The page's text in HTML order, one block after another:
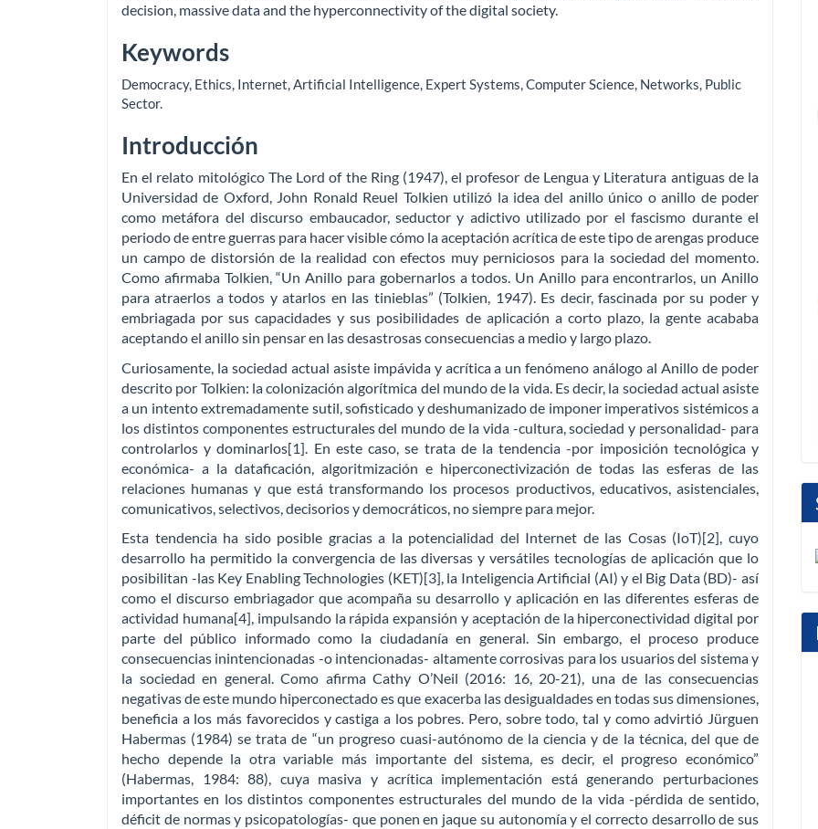
decision, massive data and the hyperconnectivity of the digital society.
Keywords
Democracy, Ethics, Internet,Artificial Intelligence, Expert Systems,Computer Science, Networks, Public
Sector.
Introducción
En el relato mitológico The Lord of the Ring (1947), el profesor de Lengua y Literatura antiguas de la
Universidad de Oxford, John Ronald Reuel Tolkien utilizó la idea del anillo único o anillo de poder
como metáfora del discurso embaucador, seductor y adictivo utilizado por el fascismo durante el
periodo de entre guerras para hacer visible cómo la aceptación acrítica de este tipo de arengas produce
un campo de distorsión de la realidad con efectos muy perniciosos para la sociedad del momento.
Como afirmaba Tolkien, “Un Anillo para gobernarlos a todos. Un Anillo para encontrarlos, un Anillo
para atraerlos a todos y atarlos en las tinieblas” (Tolkien, 1947). Es decir, fascinada por su poder y
embriagada por sus capacidades y sus posibilidades de aplicación a corto plazo, la gente acababa
aceptando el anillo sin pensar en las desastrosas consecuencias a medio y largo plazo.
Curiosamente, la sociedad actual asiste impávida y acrítica a un fenómeno análogo al Anillo de poder
descrito por Tolkien: la colonización algorítmica del mundo de la vida. Es decir, la sociedad actual asiste
a un intento extremadamente sutil, sofisticado y deshumanizado de imponer imperativos sistémicos a
los distintos componentes estructurales del mundo de la vida -cultura, sociedad y personalidad- para
controlarlos y dominarlos[1]. En este caso, se trata de la tendencia -por imposición tecnológica y
económica- a la dataficación, algoritmización e hiperconectivización de todas las esferas de las
relaciones humanas y que está transformando los procesos productivos, educativos, asistenciales,
comunicativos, selectivos, decisorios y democráticos, no siempre para mejor.
Esta tendencia ha sido posible gracias a la potencialidad del Internet de las Cosas (IoT)[2], cuyo
desarrollo ha permitido la convergencia de las diversas y versátiles tecnologías de aplicación que lo
posibilitan -las Key Enabling Technologies (KET)[3], la Inteligencia Artificial (AI) y el Big Data (BD)- así
como el discurso embriagador que acompaña su desarrollo y aplicación en las diferentes esferas de
actividad humana[4], impulsando la rápida expansión y aceptación de la hiperconectividad digital por
parte del público informado como la ciudadanía en general. Sin embargo, el proceso produce
consecuencias inintencionadas -o intencionadas- altamente corrosivas para los usuarios del sistema y
la sociedad en general. Como afirma Cathy O’Neil (2016: 16, 20-21), una de las consecuencias
negativas de este mundo hiperconectado es que exacerba las desigualdades en todas sus dimensiones,
beneficia a los más favorecidos y castiga a los pobres. Pero, sobre todo, tal y como advirtió Jürguen
Habermas (1984) se trata de “un progreso cuasi-autónomo de la ciencia y de la técnica, del que de
hecho depende la otra variable más importante del sistema, es decir, el progreso económico”
(Habermas, 1984: 88), cuya masiva y acrítica implementación está generando perturbaciones
importantes en los distintos componentes estructurales del mundo de la vida -pérdida de sentido,
déficit de normas y psicopatologías- que ponen en jaque su autonomía y el correcto desarrollo de sus